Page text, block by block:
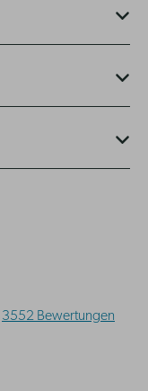
3552 Bewertungen